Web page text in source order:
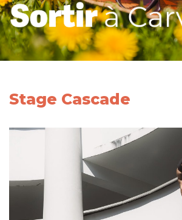
Stage Cascade